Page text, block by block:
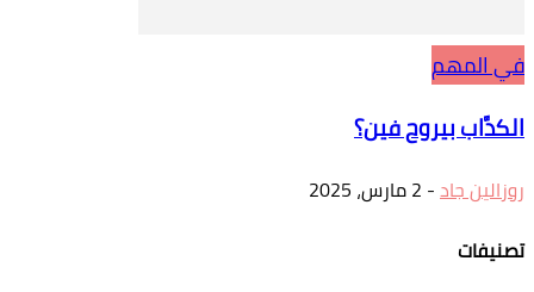
في المهم
الكدَّاب بيروح فين؟
روزالين جاد- 2 مارس، 2025
تصنيفات